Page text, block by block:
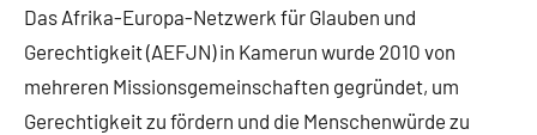
Das Afrika-Europa-Netzwerk für Glauben und
Gerechtigkeit (AEFJN) in Kamerun wurde 2010 von
mehreren Missionsgemeinschaften gegründet, um
Gerechtigkeit zu fördern und die Menschenwürde zu